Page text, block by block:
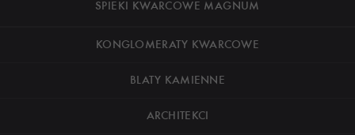
SPIEKI KWARCOWE MAGNUM
KONGLOMERATY KWARCOWE
BLATY KAMIENNE
ARCHITEKCI